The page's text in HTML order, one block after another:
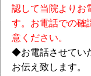
認して当院よりお
す。お電話での確
意ください。
◆お電話させてい
お伝え致します。